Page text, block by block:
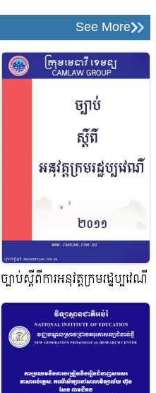
See More
ច្បាប់ស្ដីពីការអនុវត្តក្រមរដ្ឋប្បវេណី